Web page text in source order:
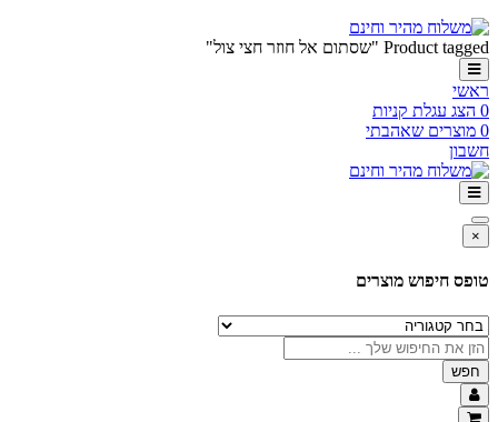
Product tagged "שסתום אל חוזר חצי צול"
ראשי
0 הצג עגלת קניות
0 מוצרים שאהבתי
חשבון
×
טופס חיפוש מוצרים
חפש